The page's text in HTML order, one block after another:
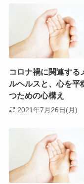
コロナ禍に関連する
ルヘルスと、心を平
つための心構え
2021年7月26日(月)